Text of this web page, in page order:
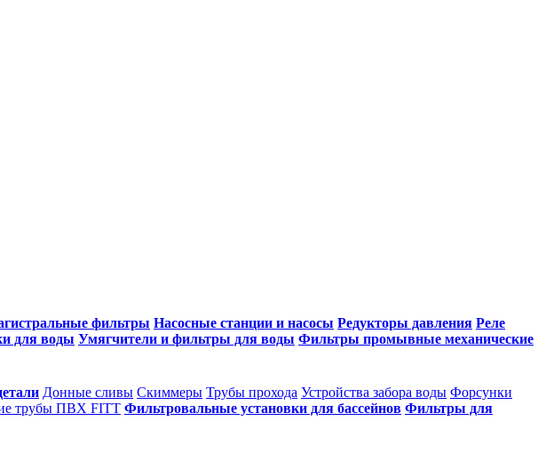
фильтры Насосные станции и насосы Редукторы давления Реле
для воды Умягчители и фильтры для воды Фильтры промывные механические
Донные сливы Скиммеры Трубы прохода Устройства забора воды Форсунки
трубы ПВХ FITT Фильтровальные установки для бассейнов Фильтры для